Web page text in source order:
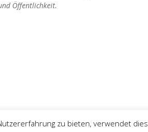
Öffentlichkeit.
zu bieten, verwendet